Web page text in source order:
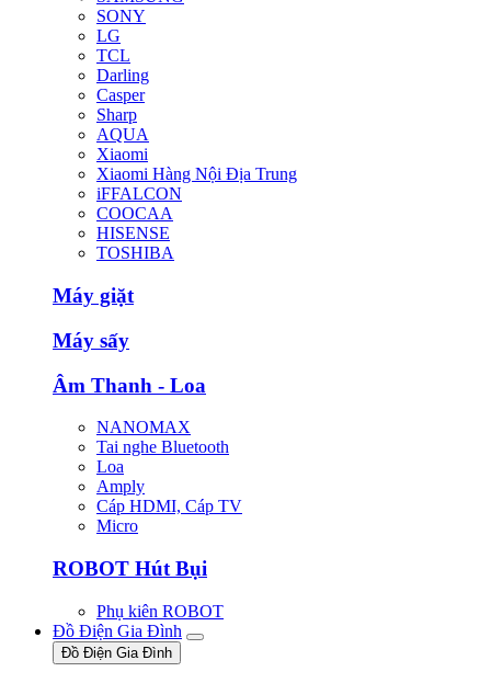
SONY
LG
TCL
Darling
Casper
Sharp
AQUA
Xiaomi
Xiaomi Hàng Nội Địa Trung
iFFALCON
COOCAA
HISENSE
TOSHIBA
Máy giặt
Máy sấy
Âm Thanh - Loa
NANOMAX
Tai nghe Bluetooth
Loa
Amply
Cáp HDMI, Cáp TV
Micro
ROBOT Hút Bụi
Phụ kiên ROBOT
Đồ Điện Gia Đình
Đồ Điện Gia Đình